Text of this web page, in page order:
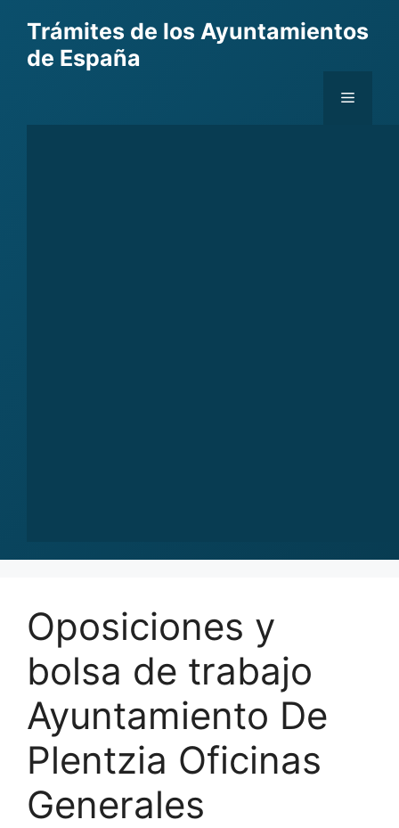
content
Trámites de los Ayuntamientos
de España
Menu
Oposiciones y
bolsa de trabajo
Ayuntamiento De
Plentzia Oficinas
Generales